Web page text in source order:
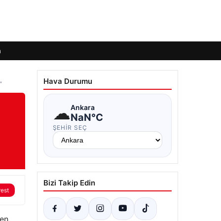
Hava Durumu
☁Ankara
NaN°C
ŞEHIR SEÇ
Bizi Takip Edin